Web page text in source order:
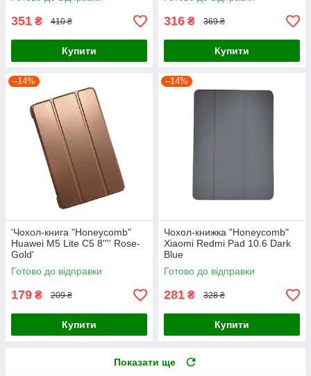
351 ₴ 410 ₴
Купити
316 ₴ 369 ₴
Купити
–14%
'Чохол-книга "Honeycomb"
Huawei M5 Lite C5 8'''' Rose-
Gold'
Готово до відправки
179 ₴ 209 ₴
Купити
–14%
Чохол-книжка "Honeycomb"
Xiaomi Redmi Pad 10.6 Dark
Blue
Готово до відправки
281 ₴ 328 ₴
Купити
Показати ще